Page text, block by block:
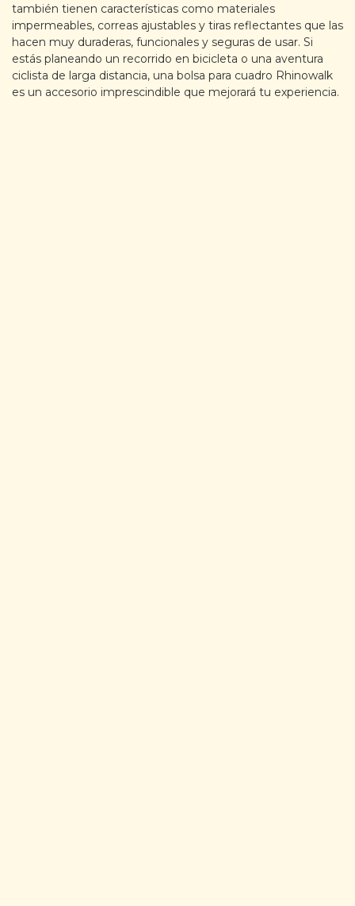
también tienen características como materiales
impermeables, correas ajustables y tiras reflectantes que las
hacen muy duraderas, funcionales y seguras de usar. Si
estás planeando un recorrido en bicicleta o una aventura
ciclista de larga distancia, una bolsa para cuadro Rhinowalk
es un accesorio imprescindible que mejorará tu experiencia.